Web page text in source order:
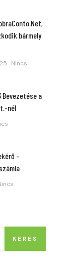
bármely
Nincs
Bevezetése a
nél
–
KERES